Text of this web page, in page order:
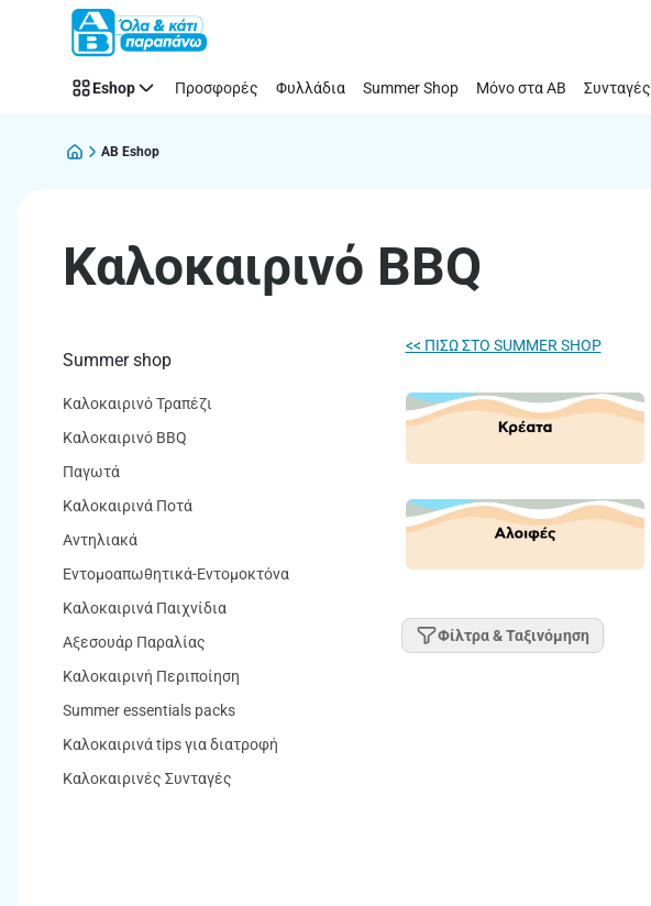
Παράλειψη
Καλοκαιρινό
Eshop Προσφορές Φυλλάδια Summer Shop Μόνο στα ΑΒ Συνταγές
AB Eshop
Καλοκαιρινό BBQ
Summer shop
Καλοκαιρινό Τραπέζι
Καλοκαιρινό BBQ
Παγωτά
Καλοκαιρινά Ποτά
Αντηλιακά
Εντομοαπωθητικά-Εντομοκτόνα
Καλοκαιρινά Παιχνίδια
Αξεσουάρ Παραλίας
Καλοκαιρινή Περιποίηση
Summer essentials packs
Καλοκαιρινά tips για διατροφή
Καλοκαιρινές Συνταγές
<< ΠΙΣΩ ΣΤΟ SUMMER SHOP
Φίλτρα & Ταξινόμηση